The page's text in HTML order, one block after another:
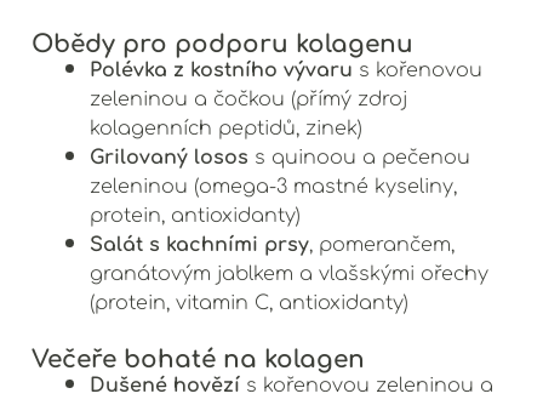
Obědy pro podporu kolagenu
Polévka z kostního vývarus kořenovou
zeleninou a čočkou (přímý zdroj
kolagenních peptidů, zinek)
Grilovaný losos s quinoou a pečenou
zeleninou (omega-3 mastné kyseliny,
protein, antioxidanty)
Salát s kachními prsy, pomerančem,
granátovým jablkem a vlašskými ořechy
(protein, vitamin C, antioxidanty)
Večeře bohaté na kolagen
Dušené hovězís kořenovou zeleninou a